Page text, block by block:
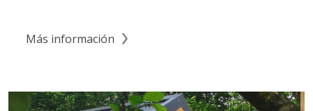
Más información